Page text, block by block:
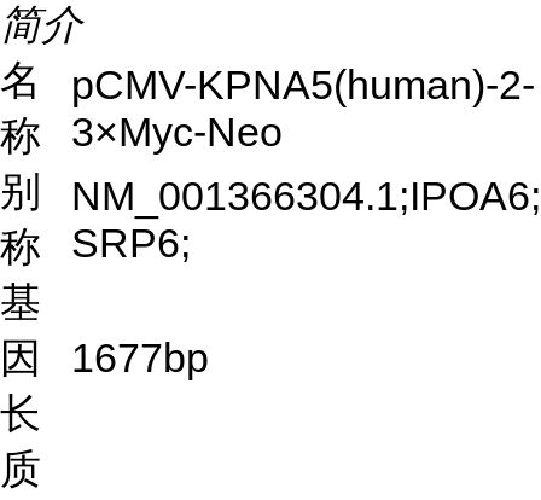
简介
名
称
pCMV-KPNA5(human)-2-
3×Myc-Neo
别
称
NM_001366304.1;IPOA6;
SRP6;
基
因
长
1677bp
质